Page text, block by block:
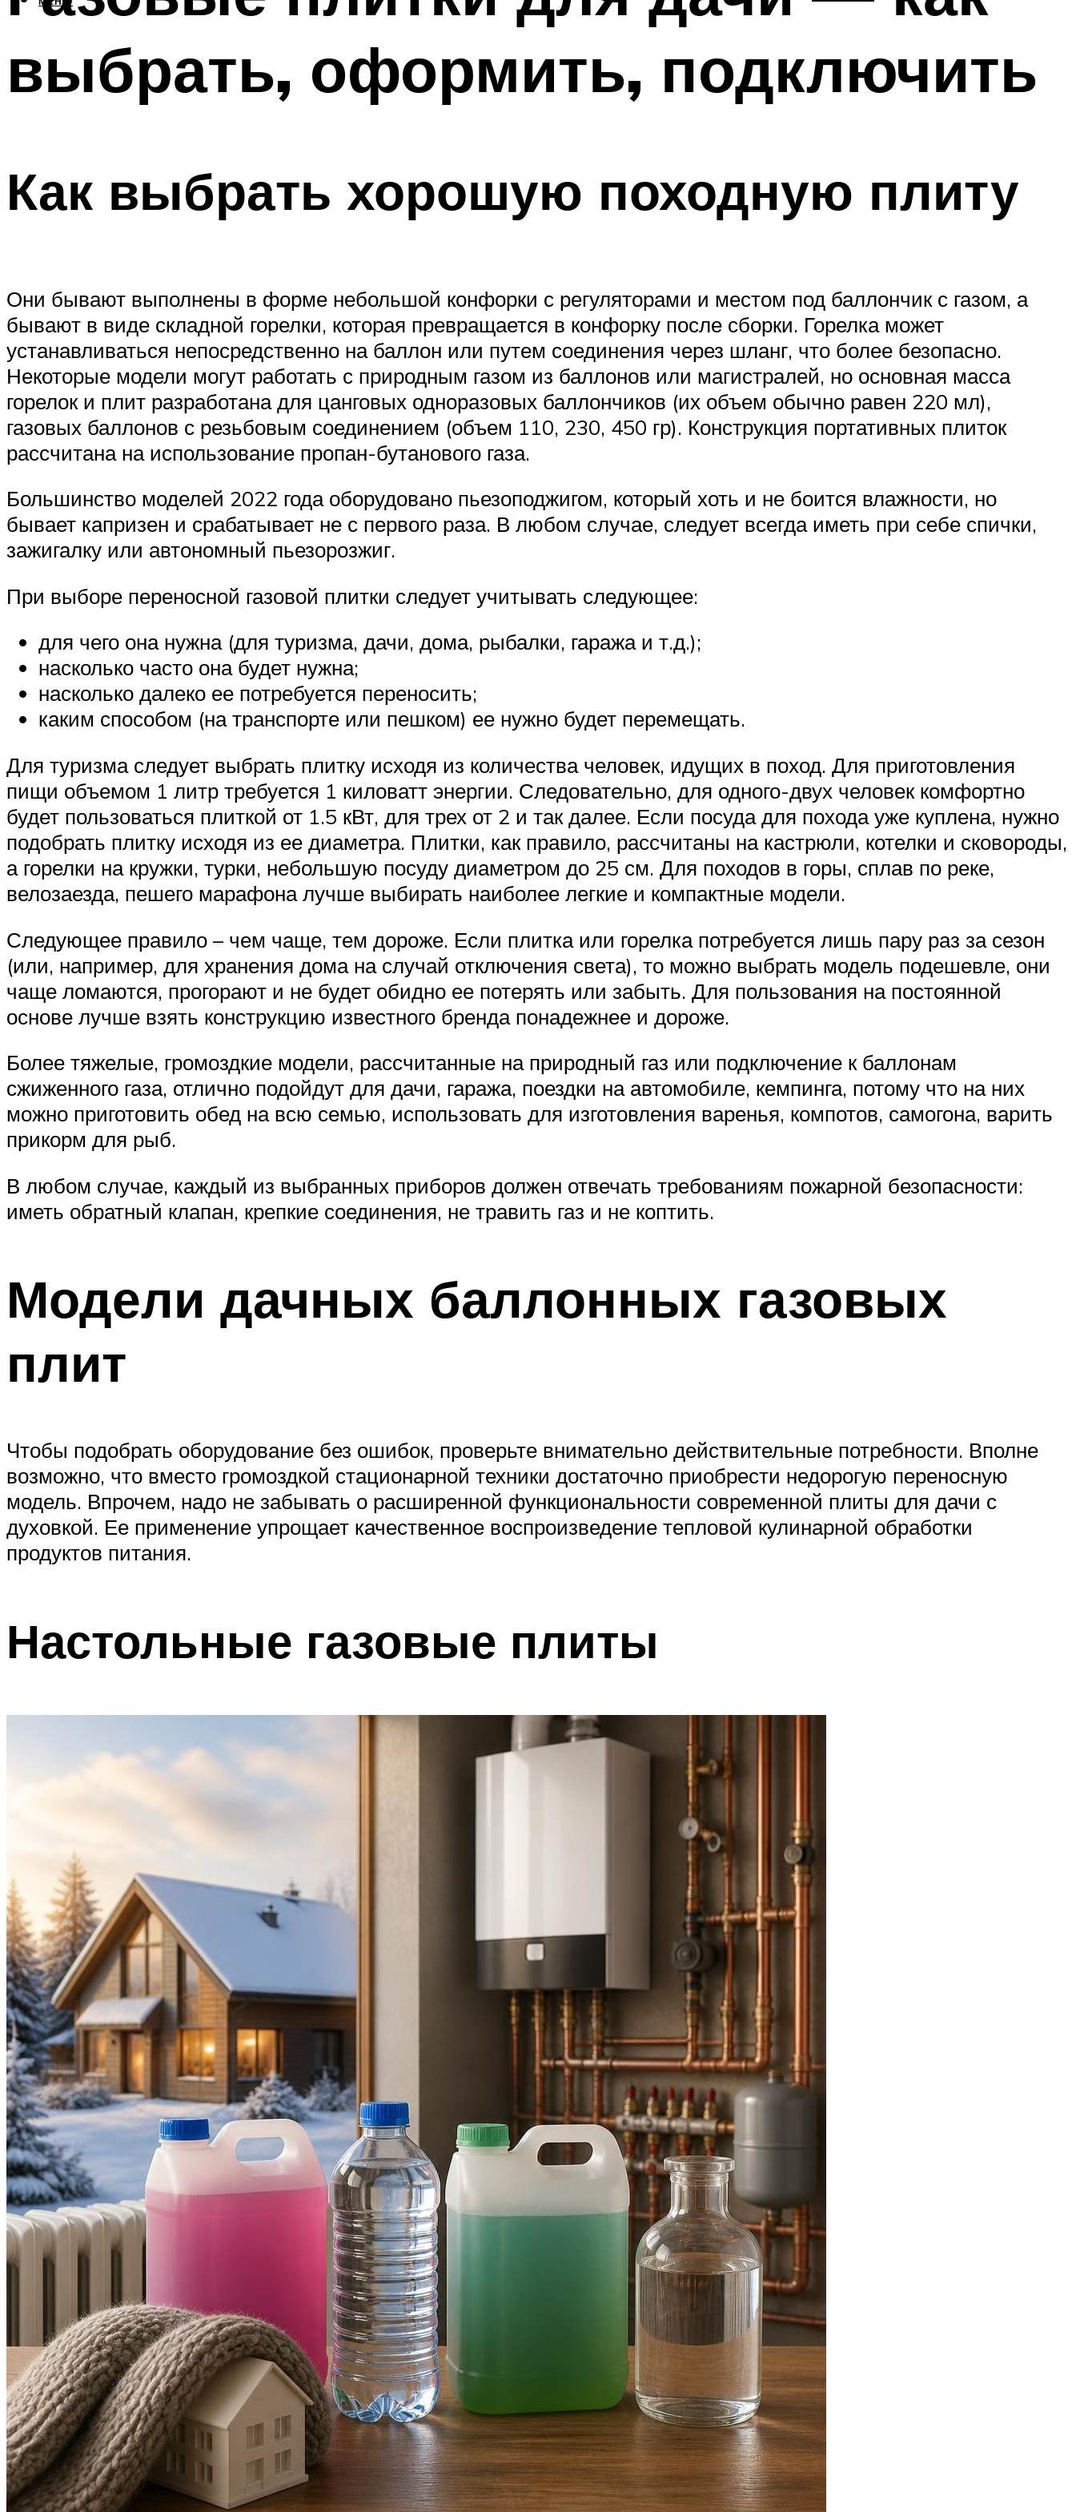
выбрать, оформить, подключить
Как выбрать хорошую походную плиту
Они бывают выполнены в форме небольшой конфорки с регуляторами и местом под баллончик с газом, а
бывают в виде складной горелки, которая превращается в конфорку после сборки. Горелка может
устанавливаться непосредственно на баллон или путем соединения через шланг, что более безопасно.
Некоторые модели могут работать с природным газом из баллонов или магистралей, но основная масса
горелок и плит разработана для цанговых одноразовых баллончиков (их объем обычно равен 220 мл),
газовых баллонов с резьбовым соединением (объем 110, 230, 450 гр). Конструкция портативных плиток
рассчитана на использование пропан-бутанового газа.
Большинство моделей 2022 года оборудовано пьезоподжигом, который хоть и не боится влажности, но
бывает капризен и срабатывает не с первого раза. В любом случае, следует всегда иметь при себе спички,
зажигалку или автономный пьезорозжиг.
При выборе переносной газовой плитки следует учитывать следующее:
для чего она нужна (для туризма, дачи, дома, рыбалки, гаража и т.д.);
насколько часто она будет нужна;
насколько далеко ее потребуется переносить;
каким способом (на транспорте или пешком) ее нужно будет перемещать.
Для туризма следует выбрать плитку исходя из количества человек, идущих в поход. Для приготовления
пищи объемом 1 литр требуется 1 киловатт энергии. Следовательно, для одного-двух человек комфортно
будет пользоваться плиткой от 1.5 кВт, для трех от 2 и так далее. Если посуда для похода уже куплена, нужно
подобрать плитку исходя из ее диаметра. Плитки, как правило, рассчитаны на кастрюли, котелки и сковороды,
а горелки на кружки, турки, небольшую посуду диаметром до 25 см. Для походов в горы, сплав по реке,
велозаезда, пешего марафона лучше выбирать наиболее легкие и компактные модели.
Следующее правило – чем чаще, тем дороже. Если плитка или горелка потребуется лишь пару раз за сезон
(или, например, для хранения дома на случай отключения света), то можно выбрать модель подешевле, они
чаще ломаются, прогорают и не будет обидно ее потерять или забыть. Для пользования на постоянной
основе лучше взять конструкцию известного бренда понадежнее и дороже.
Более тяжелые, громоздкие модели, рассчитанные на природный газ или подключение к баллонам
сжиженного газа, отлично подойдут для дачи, гаража, поездки на автомобиле, кемпинга, потому что на них
можно приготовить обед на всю семью, использовать для изготовления варенья, компотов, самогона, варить
прикорм для рыб.
В любом случае, каждый из выбранных приборов должен отвечать требованиям пожарной безопасности:
иметь обратный клапан, крепкие соединения, не травить газ и не коптить.
Модели дачных баллонных газовых
плит
Чтобы подобрать оборудование без ошибок, проверьте внимательно действительные потребности. Вполне
возможно, что вместо громоздкой стационарной техники достаточно приобрести недорогую переносную
модель. Впрочем, надо не забывать о расширенной функциональности современной плиты для дачи с
духовкой. Ее применение упрощает качественное воспроизведение тепловой кулинарной обработки
продуктов питания.
Настольные газовые плиты